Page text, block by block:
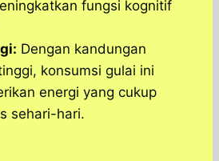
fungsi kognitif
Dengan kandungan
konsumsi gulai ini
energi yang cukup
sehari-hari.